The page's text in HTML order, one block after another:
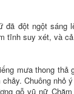
đã đột ngột sáng
tĩnh suy xét, và
mưa thong
Chuông nhỏ
gỗ vũ nữ